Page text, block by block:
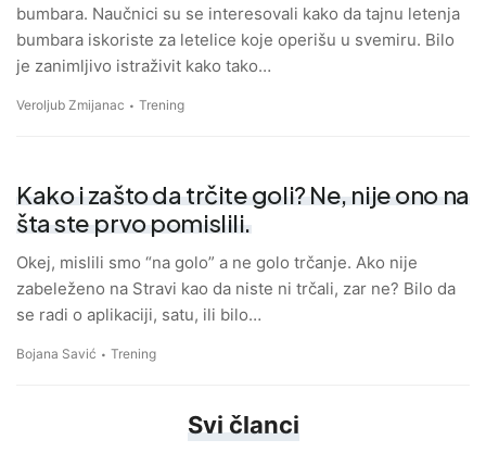
bumbara. Naučnici su se interesovali kako da tajnu letenja
bumbara iskoriste za letelice koje operišu u svemiru. Bilo
je zanimljivo istraživit kako tako…
Veroljub Zmijanac Trening
Kako i zašto da trčite goli? Ne, nije ono na
šta ste prvo pomislili.
Okej, mislili smo “na golo” a ne golo trčanje. Ako nije
zabeleženo na Stravi kao da niste ni trčali, zar ne? Bilo da
se radi o aplikaciji, satu, ili bilo…
Bojana Savić Trening
Svi članci